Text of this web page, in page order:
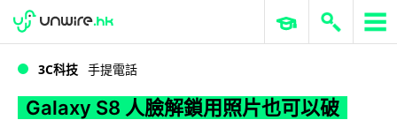
Galaxy S8 人臉解鎖用照片也可以破解？
WWDC 2026 ERP 與商業 AI
3C科技 手提電話
Galaxy S8 人臉解鎖用照片也可以破